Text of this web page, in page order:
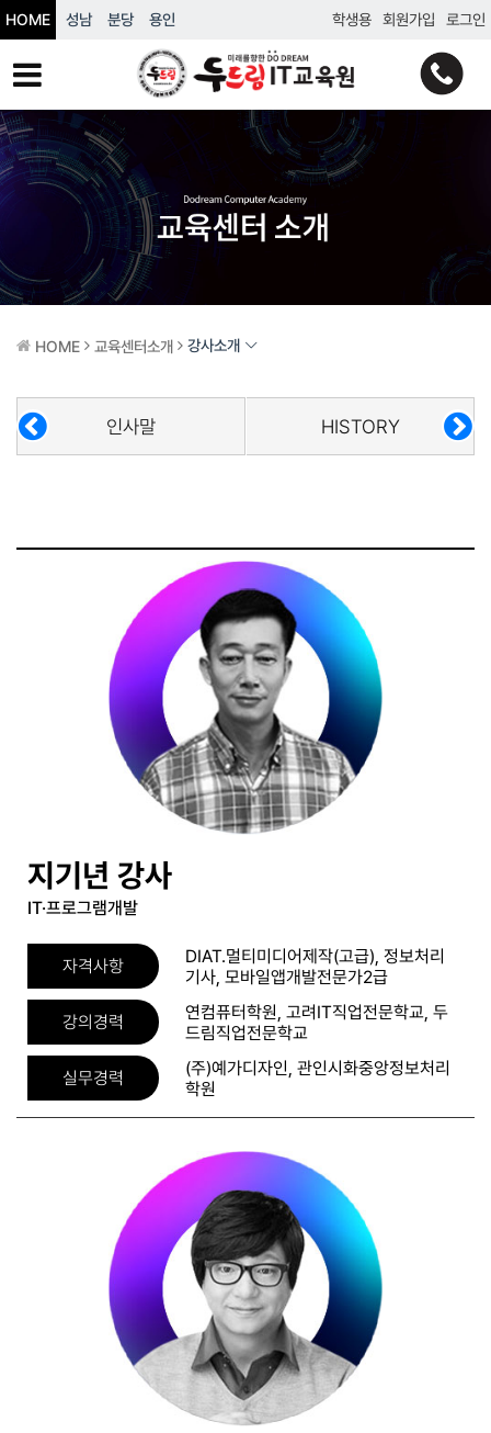
HOME 성남 분당 용인 학생용 회원가입 로그인
HOME 교육센터소개 강사소개
인사말 HISTORY
지기년 강사
IT·프로그램개발
자격사항
DIAT.멀티미디어제작(고급), 정보처리
기사, 모바일앱개발전문가2급
강의경력
연컴퓨터학원, 고려IT직업전문학교, 두
드림직업전문학교
실무경력
(주)예가디자인, 관인시화중앙정보처리
학원